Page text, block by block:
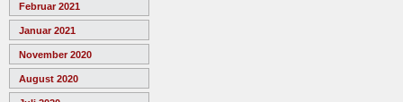
Februar 2021
Januar 2021
November 2020
August 2020